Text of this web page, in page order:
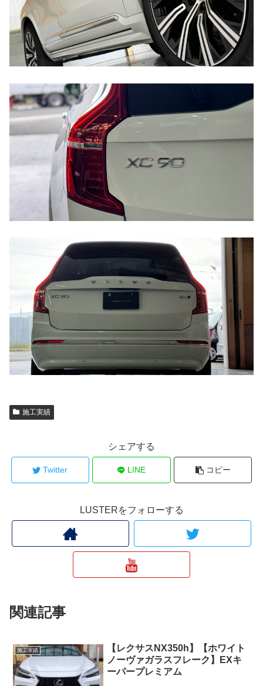
施工実績
シェアする
Twitter LINE コピー
LUSTERをフォローする
関連記事
施工実績
【レクサスNX350h】【ホワイト
ノーヴァガラスフレーク】EXキ
ーパープレミアム